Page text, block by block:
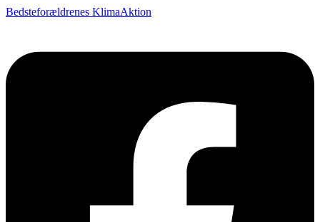
Bedsteforældrenes KlimaAktion​